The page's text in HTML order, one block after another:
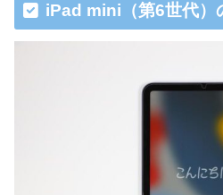
iPad mini（第6世代）